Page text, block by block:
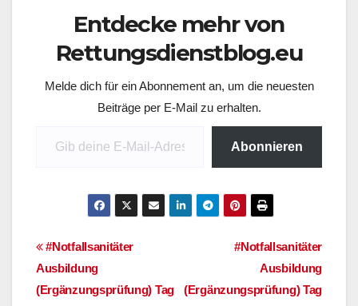
Hochglanzproduktkoch
ich liebe das spontane
diesem Sinne viel
Entdecke mehr von
Rettungsdienstblog.eu
Melde dich für ein Abonnement an, um die neuesten
Beiträge per E-Mail zu erhalten.
Abonnieren
Beitragsnavigation#Notfallsanitäter
Ausbildung
(Ergänzungsprüfung) Tag
#Notfallsanitäter
Ausbildung
(Ergänzungsprüfung) Tag